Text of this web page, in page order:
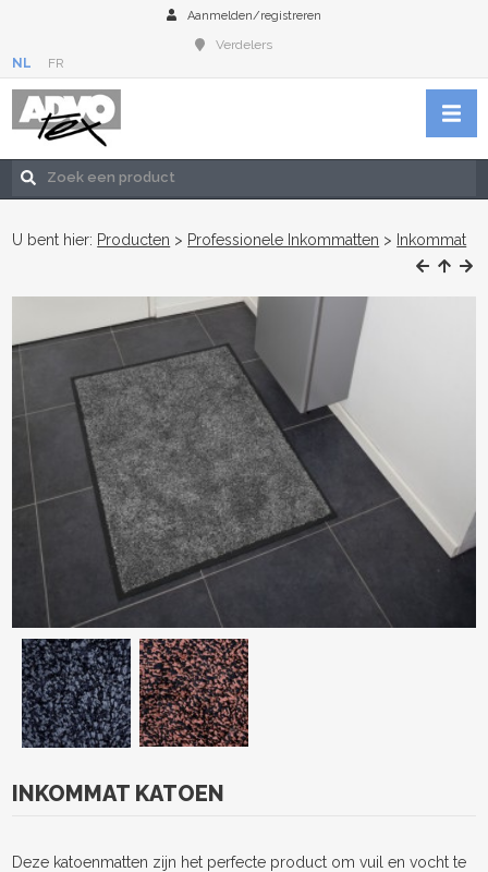
Aanmelden/registreren
Verdelers
NL
FR
U bent hier: Producten > Professionele Inkommatten > Inkommat
INKOMMAT KATOEN
Deze katoenmatten zijn het perfecte product om vuil en vocht te